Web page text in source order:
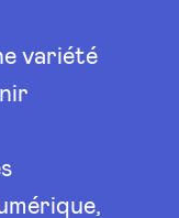
variété